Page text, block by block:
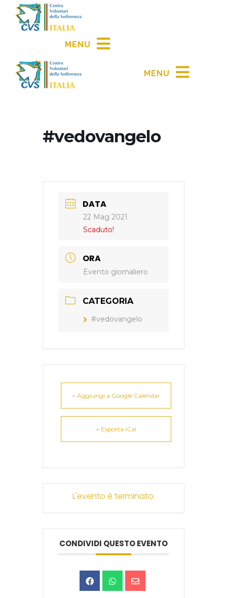
MENU
MENU
#vedovangelo
DATA
22 Mag 2021
Scaduto!
ORA
Evento giornaliero
CATEGORIA
#vedovangelo
+ Aggiungi a Google Calendar
+ Esporta iCal
L'evento è terminato.
CONDIVIDI QUESTO EVENTO